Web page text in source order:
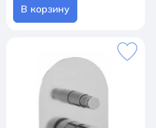
В корзину